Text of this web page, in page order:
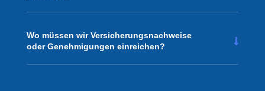
Wo müssen wir Versicherungsnachweise
oder Genehmigungen einreichen?